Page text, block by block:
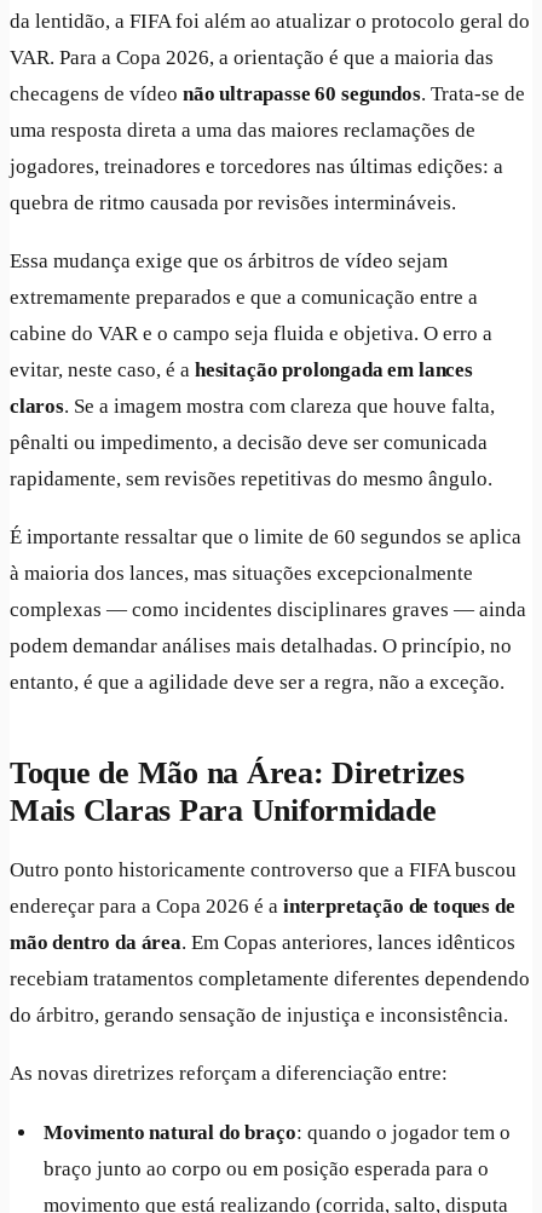
da lentidão, a FIFA foi além ao atualizar o protocolo geral do
VAR. Para a Copa 2026, a orientação é que a maioria das
checagens de vídeo não ultrapasse 60 segundos. Trata-se de
uma resposta direta a uma das maiores reclamações de
jogadores, treinadores e torcedores nas últimas edições: a
quebra de ritmo causada por revisões intermináveis.
Essa mudança exige que os árbitros de vídeo sejam
extremamente preparados e que a comunicação entre a
cabine do VAR e o campo seja fluida e objetiva. O erro a
evitar, neste caso, é a hesitação prolongada em lances
claros. Se a imagem mostra com clareza que houve falta,
pênalti ou impedimento, a decisão deve ser comunicada
rapidamente, sem revisões repetitivas do mesmo ângulo.
É importante ressaltar que o limite de 60 segundos se aplica
à maioria dos lances, mas situações excepcionalmente
complexas — como incidentes disciplinares graves — ainda
podem demandar análises mais detalhadas. O princípio, no
entanto, é que a agilidade deve ser a regra, não a exceção.
Toque de Mão na Área: Diretrizes
Mais Claras Para Uniformidade
Outro ponto historicamente controverso que a FIFA buscou
endereçar para a Copa 2026 é a interpretação de toques de
mão dentro da área. Em Copas anteriores, lances idênticos
recebiam tratamentos completamente diferentes dependendo
do árbitro, gerando sensação de injustiça e inconsistência.
As novas diretrizes reforçam a diferenciação entre:
Movimento natural do braço: quando o jogador tem o
braço junto ao corpo ou em posição esperada para o
movimento que está realizando (corrida, salto, disputa